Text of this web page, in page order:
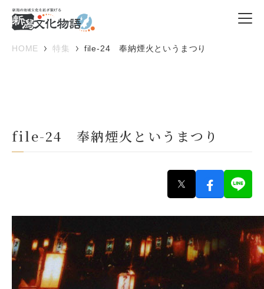
HOME 特集 file-24 奉納煙火というまつり
file-24 奉納煙火というまつり